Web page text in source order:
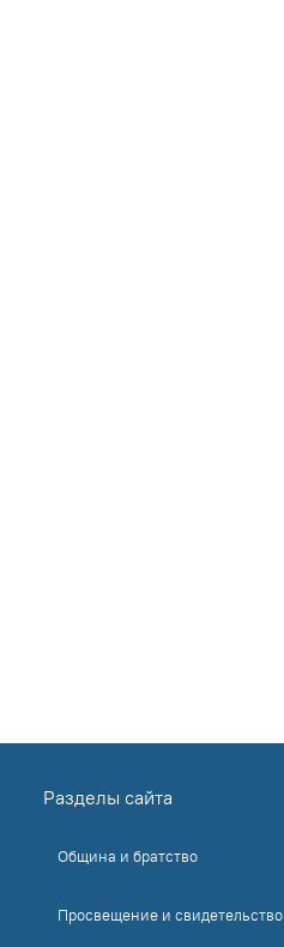
Разделы сайта
Община и братство
Просвещение и свидетельство